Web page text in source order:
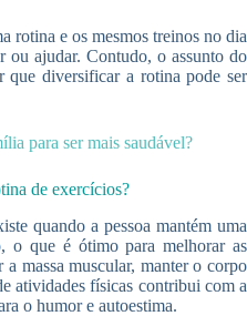
rotina e os mesmos treinos no dia
ou ajudar. Contudo, o assunto do
diversificar a rotina pode ser
para ser mais saudável?
de exercícios?
quando a pessoa mantém uma
o que é ótimo para melhorar as
massa muscular, manter o corpo
atividades físicas contribui com a
o humor e autoestima.